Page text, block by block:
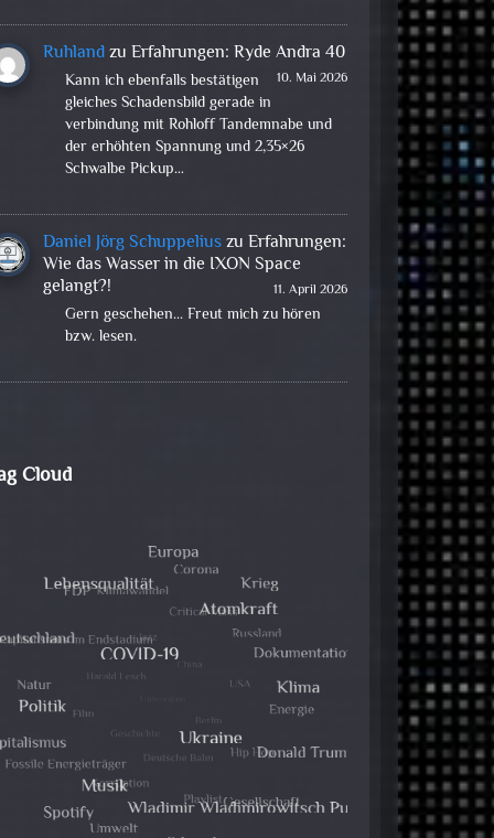
RuhlandzuErfahrungen: Ryde Andra 40
10. Mai 2026
Kann ich ebenfalls bestätigen
gleiches Schadensbild gerade in
verbindung mit Rohloff Tandemnabe und
der erhöhten Spannung und 2,35×26
Schwalbe Pickup…
Daniel Jörg SchuppeliuszuErfahrungen:
Wie das Wasser in die IXON Space
gelangt?!
11. April 2026
Gern geschehen... Freut mich zu hören
bzw. lesen.
Cloud